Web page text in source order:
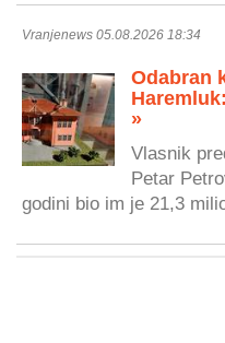
Vranjenews 05.08.2026 18:34
Odabran
»
Vlasnik
Petar
godini bio im je 21,3